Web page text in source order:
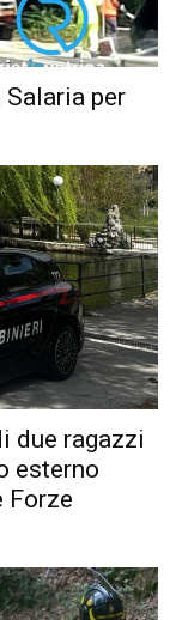
per
due ragazzi
esterno
Forze